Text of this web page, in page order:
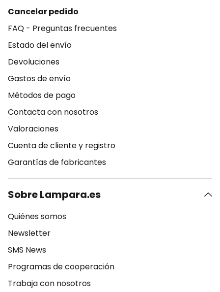
Cancelar pedido
FAQ - Preguntas frecuentes
Estado del envío
Devoluciones
Gastos de envío
Métodos de pago
Contacta con nosotros
Valoraciones
Cuenta de cliente y registro
Garantías de fabricantes
Sobre Lampara.es
Quiénes somos
Newsletter
SMS News
Programas de cooperación
Trabaja con nosotros